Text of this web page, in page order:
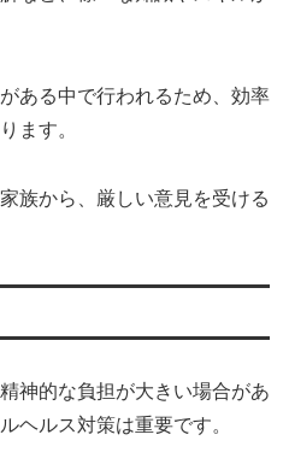
ある中で行われるため、効率
ます。
族から、厳しい意見を受ける
神的な負担が大きい場合があ
ヘルス対策は重要です。